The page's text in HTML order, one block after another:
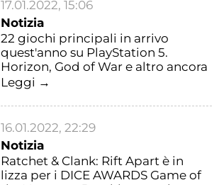
17.01.2022, 15:06
Notizia
22 giochi principali in arrivo
quest'anno su PlayStation 5.
Horizon, God of War e altro ancora
Leggi →
16.01.2022, 22:29
Notizia
Ratchet & Clank: Rift Apart è in
lizza per i DICE AWARDS Game of